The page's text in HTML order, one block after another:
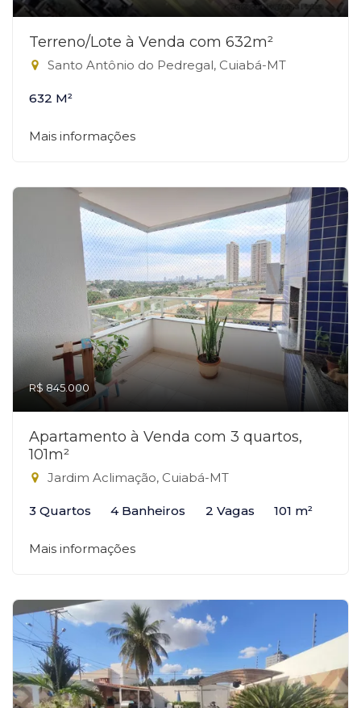
Terreno/Lote à Venda com 632m²
Santo Antônio do Pedregal, Cuiabá-MT
632 M²
Mais informações
R$ 845.000
Apartamento à Venda com 3 quartos,
101m²
Jardim Aclimação, Cuiabá-MT
3 Quartos 4 Banheiros 2 Vagas 101 m²
Mais informações